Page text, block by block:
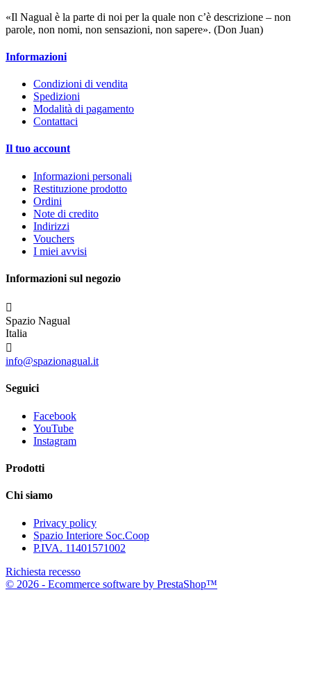
«Il Nagual è la parte di noi per la quale non c’è descrizione – non
parole, non nomi, non sensazioni, non sapere». (Don Juan)
Informazioni
Condizioni di vendita
Spedizioni
Modalità di pagamento
Contattaci
Il tuo account
Informazioni personali
Restituzione prodotto
Ordini
Note di credito
Indirizzi
Vouchers
I miei avvisi
Informazioni sul negozio

Spazio Nagual
Italia

info@spazionagual.it
Seguici
Facebook
YouTube
Instagram
Prodotti
Chi siamo
Privacy policy
Spazio Interiore Soc.Coop
P.IVA. 11401571002
Richiesta recesso
© 2026 - Ecommerce software by PrestaShop™